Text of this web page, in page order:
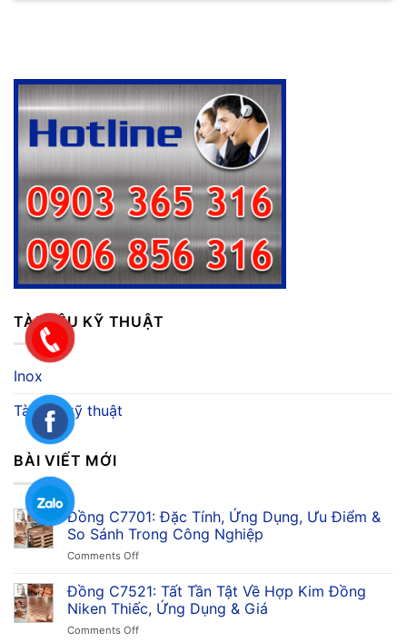
TÀI LIỆU KỸ THUẬT
Inox
Tài liệu kỹ thuật
BÀI VIẾT MỚI
Đồng C7701: Đặc Tính, Ứng Dụng, Ưu Điểm &
So Sánh Trong Công Nghiệp
Comments Offon
C7701:
Đặc
Tính,
Ứng
Đồng C7521: Tất Tần Tật Về Hợp Kim Đồng
Niken Thiếc, Ứng Dụng & Giá
Comments Offon